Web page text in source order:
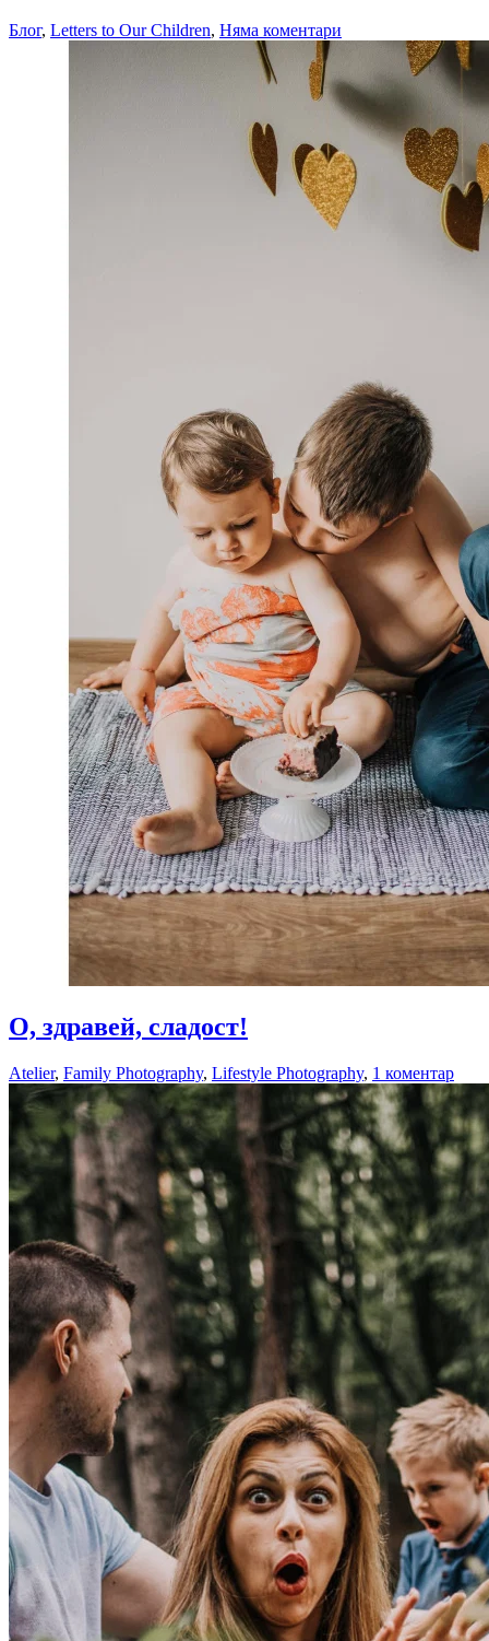
Блог, Letters to Our Children, Няма коментари
28.06.201828.06.2018
О, здравей, сладост!
Atelier, Family Photography, Lifestyle Photography, 1 коментар